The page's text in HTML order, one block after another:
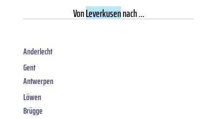
VonLeverkusennach ...
Anderlecht
Gent
Antwerpen
Löwen
Brügge